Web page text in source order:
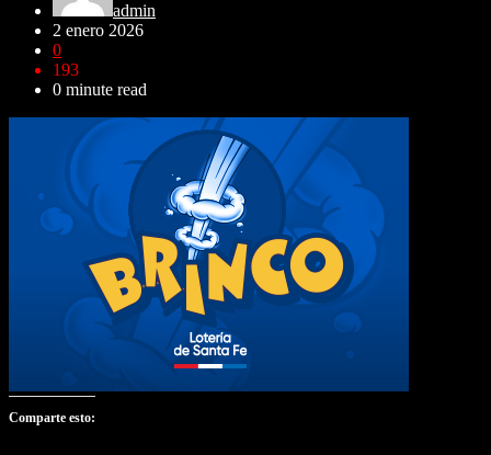
admin
2 enero 2026
0
193
0 minute read
Comparte esto: